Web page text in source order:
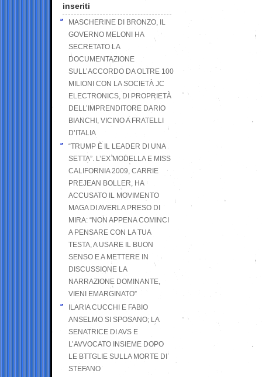
inseriti
MASCHERINE DI BRONZO, IL
GOVERNO MELONI HA
SECRETATO LA
DOCUMENTAZIONE
SULL’ACCORDO DA OLTRE 100
MILIONI CON LA SOCIETÀ JC
ELECTRONICS, DI PROPRIETÀ
DELL’IMPRENDITORE DARIO
BIANCHI, VICINO A FRATELLI
D’ITALIA
“TRUMP È IL LEADER DI UNA
SETTA”. L’EX MODELLA E MISS
CALIFORNIA 2009, CARRIE
PREJEAN BOLLER, HA
ACCUSATO IL MOVIMENTO
MAGA DI AVERLA PRESO DI
MIRA: “NON APPENA COMINCI
A PENSARE CON LA TUA
TESTA, A USARE IL BUON
SENSO E A METTERE IN
DISCUSSIONE LA
NARRAZIONE DOMINANTE,
VIENI EMARGINATO”
ILARIA CUCCHI E FABIO
ANSELMO SI SPOSANO; LA
SENATRICE DI AVS E
L’AVVOCATO INSIEME DOPO
LE BTTGLIE SULLA MORTE DI
STEFANO